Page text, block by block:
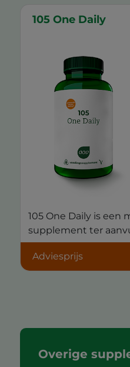
105 One Daily
105 One Daily is een
supplement ter
Adviesprijs
Overige